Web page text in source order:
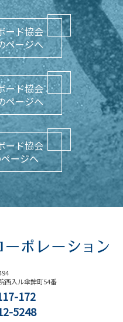
ード協会
ページへ
ード協会
ページへ
ード協会
ージへ
西入ル傘鉾町54番
172
5248